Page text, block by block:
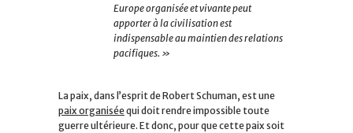
Europe organisée et vivante peut
apporter à la civilisation est
indispensable au maintien des relations
pacifiques. »
La paix, dans l’esprit de Robert Schuman, est une
paix organiséequi doit rendre impossible toute
guerre ultérieure. Et donc, pour que cette paix soit